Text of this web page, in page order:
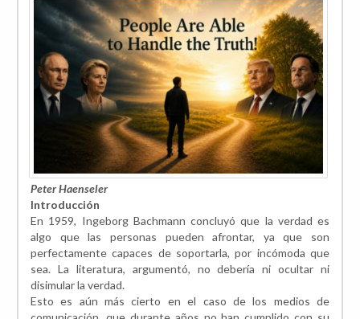
Peter Haenseler
Introducción
En 1959, Ingeborg Bachmann concluyó que la verdad es
algo que las personas pueden afrontar, ya que son
perfectamente capaces de soportarla, por incómoda que
sea. La literatura, argumentó, no debería ni ocultar ni
disimular la verdad.
Esto es aún más cierto en el caso de los medios de